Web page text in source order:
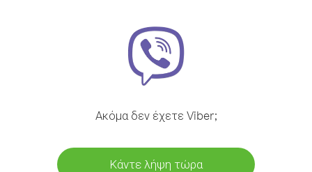
Ακόμα δεν έχετε Viber;
Κάντε λήψη τώρα